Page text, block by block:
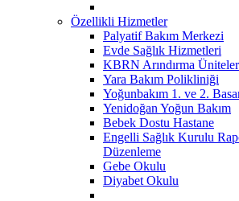
Özellikli Hizmetler
Palyatif Bakım Merkezi
Evde Sağlık Hizmetleri
KBRN Arındırma
Yara Bakım Polikliniği
Yoğunbakım 1. ve 2.
Yenidoğan Yoğun Bakım
Bebek Dostu Hastane
Engelli Sağlık Kurulu
Düzenleme
Gebe Okulu
Diyabet Okulu